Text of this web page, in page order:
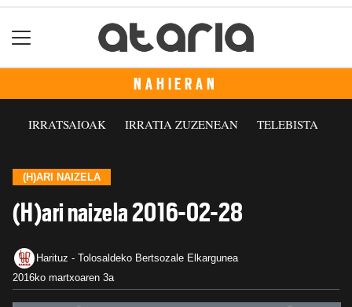
NAHIERAN
IRRATSAIOAK IRRATIA ZUZENEAN TELEBISTA
(H)ARI NAIZELA
(H)ari naizela 2016-02-28
Harituz - Tolosaldeko Bertsozale Elkargunea
2016ko martxoaren 3a